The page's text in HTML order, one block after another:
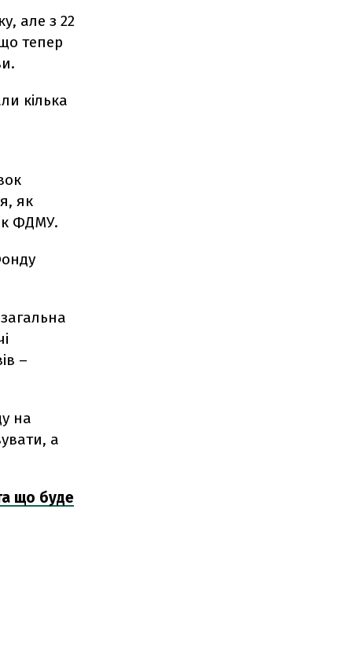
але з 22
тепер
кілька
як
ФДМУ.
–
на
а
що буде